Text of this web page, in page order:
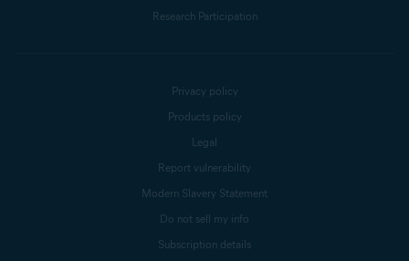
Research Participation
Privacy policy
Products policy
Legal
Report vulnerability
Modern Slavery Statement
Do not sell my info
Subscription details